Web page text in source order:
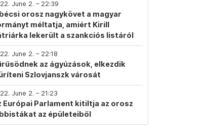
June 2. – 22:39
orosz nagykövet a magyar
méltatja, amiért Kirill
lekerült a szankciós listáról
June 2. – 22:18
az ágyúzások, elkezdik
Szlovjanszk városát
June 2. – 21:23
Európai Parlament kitiltja az orosz
az épületeiből